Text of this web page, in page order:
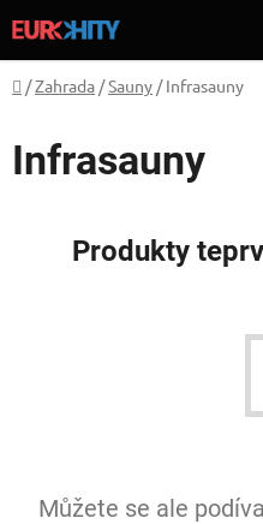
na
obsah
Domů
/Zahrada /Sauny / Infrasauny
Infrasauny
Produkty
Můžete se ale